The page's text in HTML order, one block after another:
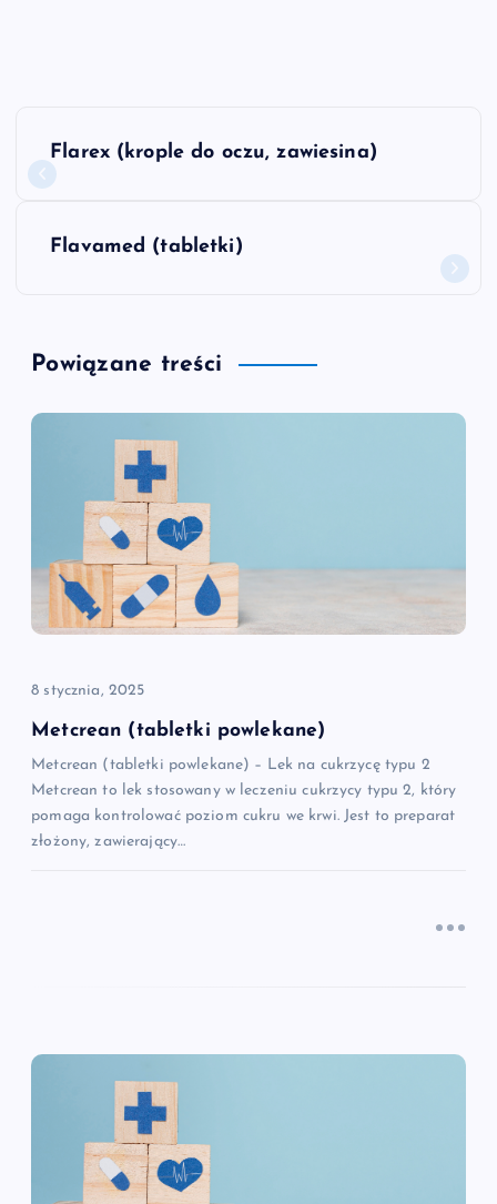
N
a
g
a
a
w
p
s
u
Flarex (krople do oczu, zawiesina)
Flavamed (tabletki)
Powiązane treści
8 stycznia, 2025
Metcrean (tabletki powlekane)
Metcrean (tabletki powlekane) – Lek na cukrzycę typu 2
Metcrean to lek stosowany w leczeniu cukrzycy typu 2, który
pomaga kontrolować poziom cukru we krwi. Jest to preparat
złożony, zawierający…